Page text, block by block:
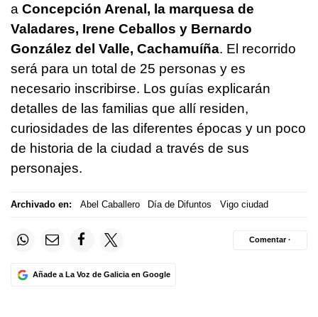
a Concepción Arenal, la marquesa de
Valadares, Irene Ceballos y Bernardo
González del Valle, Cachamuíña. El recorrido
será para un total de 25 personas y es
necesario inscribirse. Los guías explicarán
detalles de las familias que allí residen,
curiosidades de las diferentes épocas y un poco
de historia de la ciudad a través de sus
personajes.
Archivado en: Abel Caballero Día de Difuntos Vigo ciudad
Añade a La Voz de Galicia en Google
Comentar ·